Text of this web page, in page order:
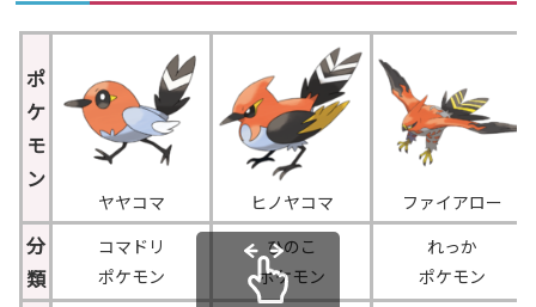
ポ
ケ
モ
ン
ヤヤコマ ヒノヤコマ ファイアロー
分
類
コマドリ
ポケモン
ひのこ
ポケモン
れっか
ポケモン